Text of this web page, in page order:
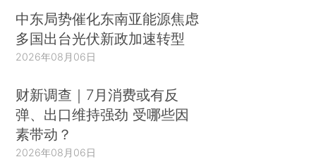
中东局势催化东南亚能源焦虑
多国出台光伏新政加速转型
2026年08月06日
财新调查｜7月消费或有反
弹、出口维持强劲 受哪些因
素带动？
2026年08月06日